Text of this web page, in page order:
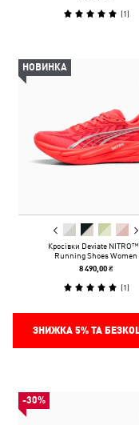
(1)
НОВИНКА
Кросівки Deviate
Running Shoes Women
8 490,00 ₴
(1)
ЗНИЖКА 5%ТА
-30%